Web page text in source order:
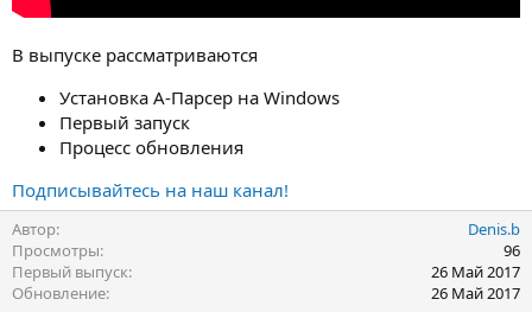
В выпуске рассматриваются
Установка А-Парсер на Windows
Первый запуск
Процесс обновления
Подписывайтесь на наш канал!
Автор
Denis.b
Просмотры
96
Первый выпуск
26 Май 2017
Обновление
26 Май 2017